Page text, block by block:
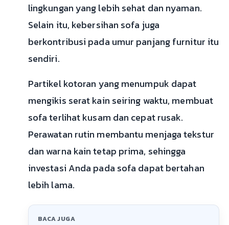
lingkungan yang lebih sehat dan nyaman.
Selain itu, kebersihan sofa juga
berkontribusi pada umur panjang furnitur itu
sendiri.
Partikel kotoran yang menumpuk dapat
mengikis serat kain seiring waktu, membuat
sofa terlihat kusam dan cepat rusak.
Perawatan rutin membantu menjaga tekstur
dan warna kain tetap prima, sehingga
investasi Anda pada sofa dapat bertahan
lebih lama.
BACA JUGA